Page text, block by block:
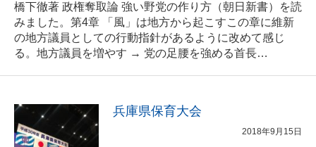
橋下徹著 政権奪取論 強い野党の作り方（朝日新書）を読
みました。第4章 「風」は地方から起こすこの章に維新
の地方議員としての行動指針があるように改めて感じ
る。地方議員を増やす → 党の足腰を強める首長…
兵庫県保育大会
2018年9月15日